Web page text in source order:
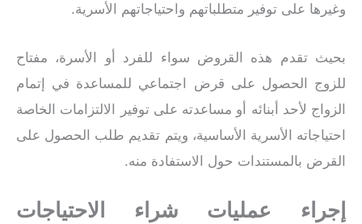
وغيرها على توفير متطلباتهم واحتياجاتهم الأسرية.
بحيث تقدم هذه القروض سواء للفرد أو الأسرة، مفتاح
للزوج الحصول على قرض اجتماعي للمساعدة في إتمام
الزواج لأحد أبنائه أو مساعدته على توفير الالتزامات الخاصة
احتياجاته الأسرية الأساسية، ويتم تقديم طلب الحصول على
القرض بالمستندات حول الاستفادة منه.
إجراء عمليات شراء الاحتياجات